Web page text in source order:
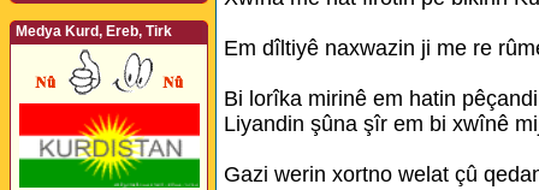
Medya Kurd, Ereb, Tirk
Em dîltiyê naxwazin ji me re
Bi lorîka mirinê em hatin
Liyandin şûna şîr em bi xwînê
Gazi werin xortno welat çû